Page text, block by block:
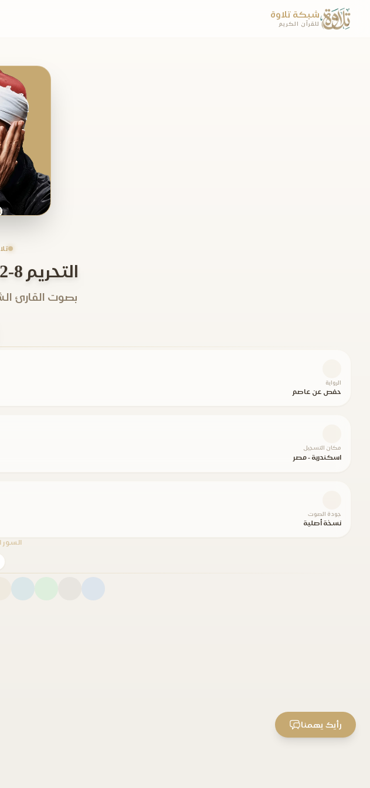
شبكة تلاوة
للقرآن الكريم
التحريم 8-12 الحاقة-الانفطار
بصوت القارئ
الرواية
حفص عن عاصم
مكان التسجيل
اسكندرية - مصر
جودة الصوت
نسخة أصلية
السور
رأيك يهمنا